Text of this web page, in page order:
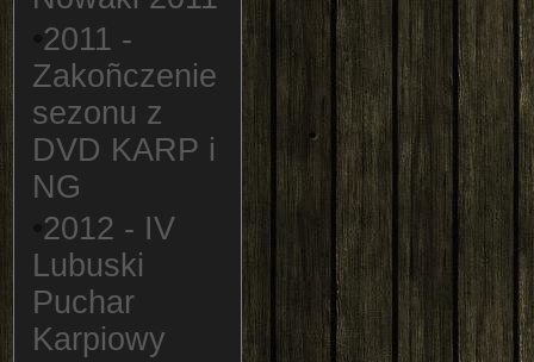
2011 -
Zakoñczenie
sezonu z
DVD KARP i
NG
2012 - IV
Lubuski
Puchar
Karpiowy